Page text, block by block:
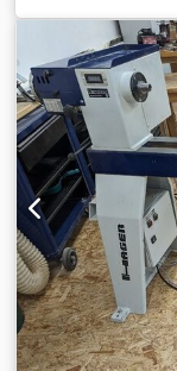
Drechselbank
Hödnerhof im
mit voller
Spitzenhöhe 280
550 mm mit
Ag Rock -
Spindelanschluss
(Euro-
Konus MK2 -
60 – 1.200 U/min
– 3.700 U/min -
Reitstockpinole